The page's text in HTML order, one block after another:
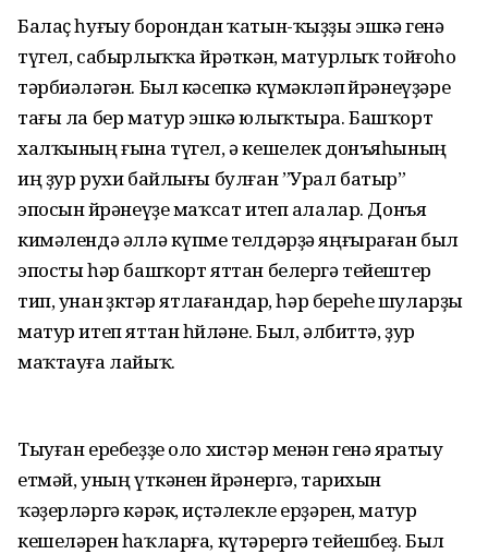
Балаҫ һуғыу борондан ҡатын-ҡыҙҙы эшкә генә
түгел, сабырлыҡҡа өйрәткән, матурлыҡ тойғоһо
тәрбиәләгән. Был кәсепкә күмәкләп өйрәнеүҙәре
тағы ла бер матур эшкә юлыҡтыра. Башҡорт
халҡының ғына түгел, ә кешелек донъяһының
иң ҙур рухи байлығы булған ”Урал батыр”
эпосын өйрәнеүҙе маҡсат итеп алалар. Донъя
кимәлендә әллә күпме телдәрҙә яңғыраған был
эпосты һәр башҡорт яттан белергә тейештер
тип, унан өҙөктәр ятлағандар, һәр береһе шуларҙы
матур итеп яттан һөйләне. Был, әлбиттә, ҙур
маҡтауға лайыҡ.
Тыуған еребеҙҙе оло хистәр менән генә яратыу
етмәй, уның үткәнен өйрәнергә, тарихын
ҡәҙерләргә кәрәк, иҫтәлекле ерҙәрен, матур
кешеләрен һаҡларға, күтәрергә тейешбеҙ. Был